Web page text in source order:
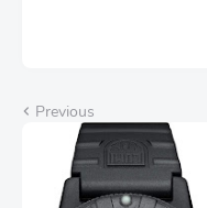
Previous